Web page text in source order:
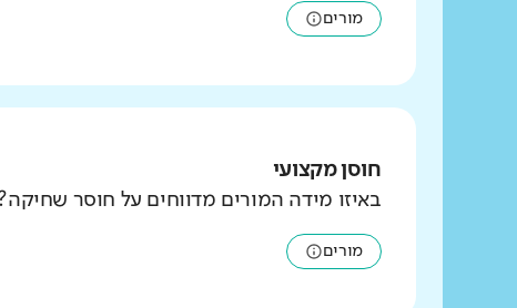
מורים
חוסן מקצועי
באיזו מידה המורים מדווחים על חוסר
מורים